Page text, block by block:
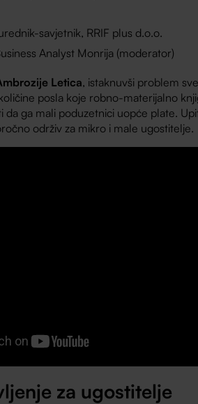
savjetnik, RRIF plus d.o.o.
Analyst Monrija (moderator)
Letica, istaknuvši problem
posla koje robno-materijalno
da ga mali poduzetnici uopće plate.
održiv za mikro i male ugostitelje.
za ugostitelje